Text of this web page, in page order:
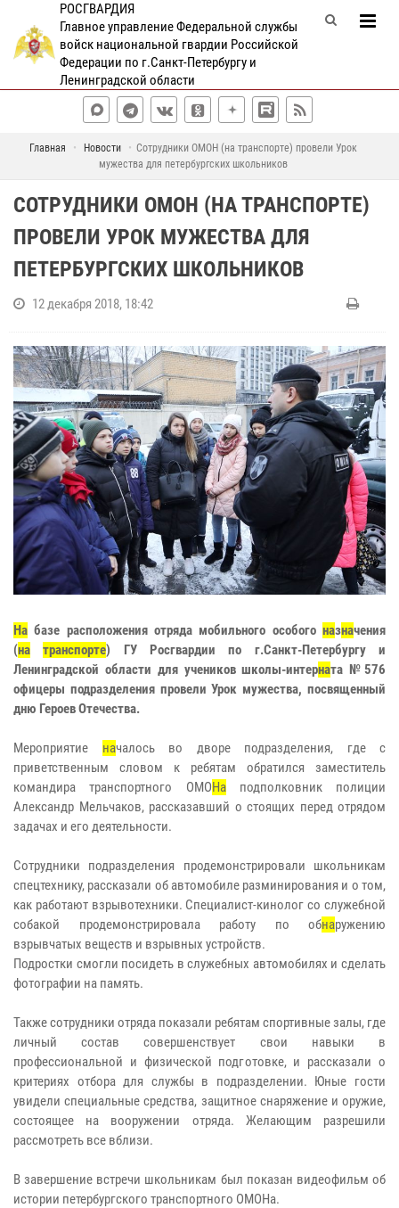
РОСГВАРДИЯ
Главное управление Федеральной службы
войск национальной гвардии Российской
Федерации по г.Санкт-Петербургу и
Ленинградской области
Главная Новости
Сотрудники ОМОН (на транспорте) провели Урок
мужества для петербургских школьников
СОТРУДНИКИ ОМОН (НА ТРАНСПОРТЕ)
ПРОВЕЛИ УРОК МУЖЕСТВА ДЛЯ
ПЕТЕРБУРГСКИХ ШКОЛЬНИКОВ
12 декабря 2018, 18:42
На базе расположения отряда мобильного особого назначения
(на транспорте) ГУ Росгвардии по г.Санкт-Петербургу и
Ленинградской области для учеников школы-интерната №576
офицеры подразделения провели Урок мужества, посвященный
дню Героев Отечества.
Мероприятие началось во дворе подразделения, где с
приветственным словом к ребятам обратился заместитель
командира транспортного ОМОНаподполковник полиции
Александр Мельчаков, рассказавший о стоящих перед отрядом
задачах и его деятельности.
Сотрудники подразделения продемонстрировали школьникам
спецтехнику, рассказали об автомобиле разминирования и о том,
как работают взрывотехники. Специалист-кинолог со служебной
собакой продемонстрировала работу по обнаружению
взрывчатых веществ и взрывных устройств.
Подростки смогли посидеть в служебных автомобилях и сделать
фотографии на память.
Также сотрудники отряда показали ребятам спортивные залы, где
личный состав совершенствует свои навыки в
профессиональной и физической подготовке, и рассказали о
критериях отбора для службы в подразделении. Юные гости
увидели специальные средства, защитное снаряжение и оружие,
состоящее на вооружении отряда. Желающим разрешили
рассмотреть все вблизи.
В завершение встречи школьникам был показан видеофильм об
истории петербургского транспортного ОМОНа.